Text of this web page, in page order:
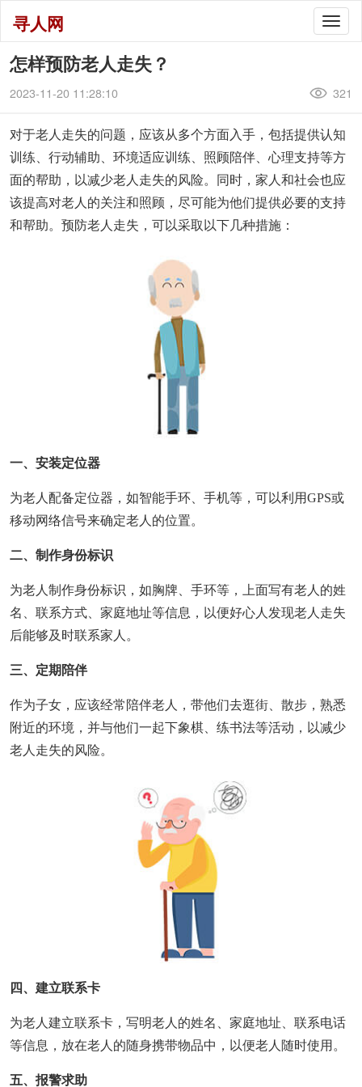
寻人网
怎样预防老人走失？
2023-11-20 11:28:10 321
对于老人走失的问题，应该从多个方面入手，包括提供认知
训练、行动辅助、环境适应训练、照顾陪伴、心理支持等方
面的帮助，以减少老人走失的风险。同时，家人和社会也应
该提高对老人的关注和照顾，尽可能为他们提供必要的支持
和帮助。预防老人走失，可以采取以下几种措施：
一、安装定位器
为老人配备定位器，如智能手环、手机等，可以利用GPS或
移动网络信号来确定老人的位置。
二、制作身份标识
为老人制作身份标识，如胸牌、手环等，上面写有老人的姓
名、联系方式、家庭地址等信息，以便好心人发现老人走失
后能够及时联系家人。
三、定期陪伴
作为子女，应该经常陪伴老人，带他们去逛街、散步，熟悉
附近的环境，并与他们一起下象棋、练书法等活动，以减少
老人走失的风险。
四、建立联系卡
为老人建立联系卡，写明老人的姓名、家庭地址、联系电话
等信息，放在老人的随身携带物品中，以便老人随时使用。
五、报警求助